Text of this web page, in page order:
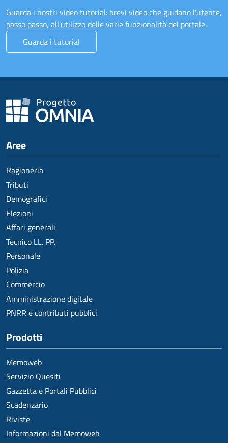
Guarda i nostri video tutorial: brevi video che guidano l'utente,
passo passo, all'utilizzo delle varie funzionalità del portale.
Guarda i tutorial
Aree
Ragioneria
Tributi
Demografici
Elezioni
Affari generali
Tecnico LL. PP.
Personale
Polizia
Commercio
Amministrazione digitale
PNRR e contributi pubblici
Prodotti
Memoweb
Servizio Quesiti
Gazzetta e Portali Pubblici
Scadenzario
Riviste
Informazioni dal Memoweb